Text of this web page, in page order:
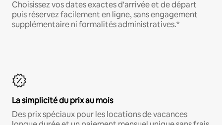
Choisissez vos dates exactes d'arrivée et de départ
puis réservez facilement en ligne, sans engagement
supplémentaire ni formalités administratives.*
La simplicité du prix au mois
Des prix spéciaux pour les locations de vacances